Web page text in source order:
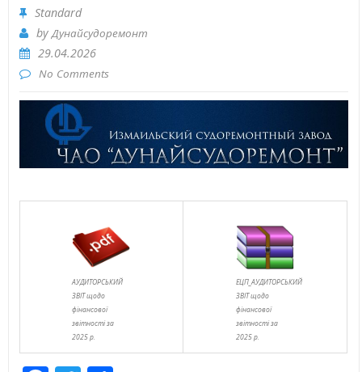
Standard
byДунайсудоремонт
29.04.2026
No Comments
АУДИТОРСЬКИЙ
ЗВІТ щодо
фінансової
звітності за
2025 р.
ЕЦП_АУДИТОРСЬКИЙ
ЗВІТ щодо
фінансової
звітності за
2025 р.